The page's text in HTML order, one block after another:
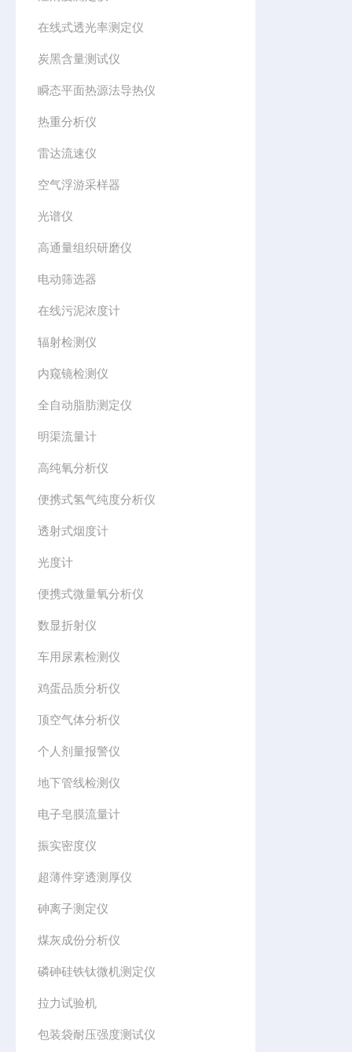
在线式透光率测定仪
炭黑含量测试仪
瞬态平面热源法导热仪
热重分析仪
雷达流速仪
空气浮游采样器
光谱仪
高通量组织研磨仪
电动筛选器
在线污泥浓度计
辐射检测仪
内窥镜检测仪
全自动脂肪测定仪
明渠流量计
高纯氧分析仪
便携式氢气纯度分析仪
透射式烟度计
光度计
便携式微量氧分析仪
数显折射仪
车用尿素检测仪
鸡蛋品质分析仪
顶空气体分析仪
个人剂量报警仪
地下管线检测仪
电子皂膜流量计
振实密度仪
超薄件穿透测厚仪
砷离子测定仪
煤灰成份分析仪
磷砷硅铁钛微机测定仪
拉力试验机
包装袋耐压强度测试仪